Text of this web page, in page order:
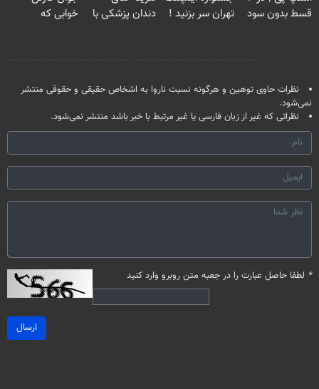
قسط بدون سود
تهران سر بزنید !
دندان پزشکی با
خوابی که
نظرات حاوی توهین و هرگونه نسبت ناروا به اشخاص حقیقی و حقوقی منتشر
نمی‌شود.
نظراتی که غیر از زبان فارسی یا غیر مرتبط با خبر باشد منتشر نمی‌شود.
* لطفا حاصل عبارت را در جعبه متن روبرو وارد کنید
ارسال